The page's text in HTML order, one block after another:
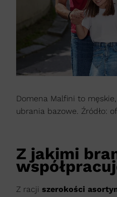
Domena Malfini to
ubrania bazowe. Źródło:
Z jakimi
Z racji szerokości